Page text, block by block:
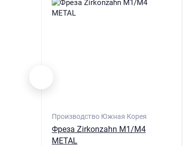
Производство Южная Корея
Фреза Zirkonzahn M1/M4
METAL